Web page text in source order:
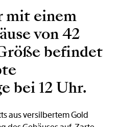
mit einem
von 42
befindet
bei 12 Uhr.
aus versilbertem Gold